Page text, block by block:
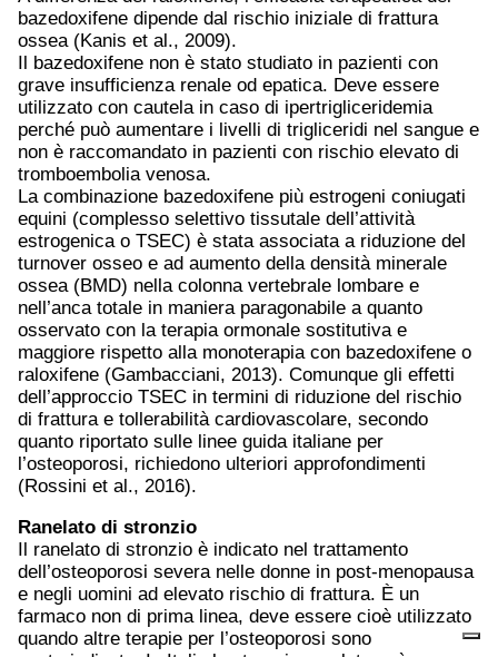
bazedoxifene dipende dal rischio iniziale di frattura
ossea (Kanis et al., 2009).
Il bazedoxifene non è stato studiato in pazienti con
grave insufficienza renale od epatica. Deve essere
utilizzato con cautela in caso di ipertrigliceridemia
perché può aumentare i livelli di trigliceridi nel sangue e
non è raccomandato in pazienti con rischio elevato di
tromboembolia venosa.
La combinazione bazedoxifene più estrogeni coniugati
equini (complesso selettivo tissutale dell’attività
estrogenica o TSEC) è stata associata a riduzione del
turnover osseo e ad aumento della densità minerale
ossea (BMD) nella colonna vertebrale lombare e
nell’anca totale in maniera paragonabile a quanto
osservato con la terapia ormonale sostitutiva e
maggiore rispetto alla monoterapia con bazedoxifene o
raloxifene (Gambacciani, 2013). Comunque gli effetti
dell’approccio TSEC in termini di riduzione del rischio
di frattura e tollerabilità cardiovascolare, secondo
quanto riportato sulle linee guida italiane per
l’osteoporosi, richiedono ulteriori approfondimenti
(Rossini et al., 2016).
Ranelato di stronzio
Il ranelato di stronzio è indicato nel trattamento
dell’osteoporosi severa nelle donne in post-menopausa
e negli uomini ad elevato rischio di frattura. È un
farmaco non di prima linea, deve essere cioè utilizzato
quando altre terapie per l’osteoporosi sono